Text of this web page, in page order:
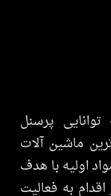
پرسنل
آلات
با هدف
فعالیت